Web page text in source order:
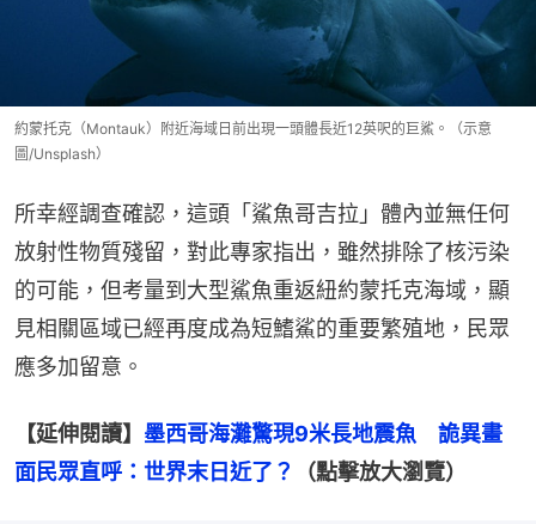
約蒙托克（Montauk）附近海域日前出現一頭體長近12英呎的巨鯊。（示意
圖/Unsplash）
所幸經調查確認，這頭「鯊魚哥吉拉」體內並無任何
放射性物質殘留，對此專家指出，雖然排除了核污染
的可能，但考量到大型鯊魚重返紐約蒙托克海域，顯
見相關區域已經再度成為短鰭鯊的重要繁殖地，民眾
應多加留意。
【延伸閱讀】 墨西哥海灘驚現9米長地震魚　詭異畫
面民眾直呼：世界末日近了？
（點擊放大瀏覽）